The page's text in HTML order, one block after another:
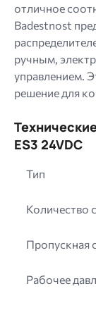
отличное
Badestnost
ручным,
управлением.
решение для
ES3 24VDC
Тип
Количество
Пропускная
Рабочее